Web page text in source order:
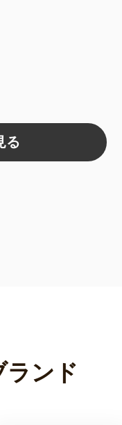
る
ランド